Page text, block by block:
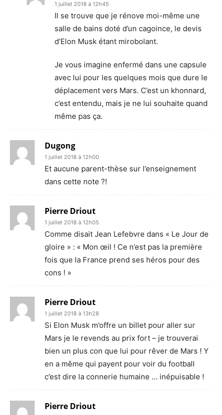
1 juillet 2018 à 12h45
Il se trouve que je rénove moi-même une
salle de bains doté d’un cagoince, le devis
d’Elon Musk étant mirobolant.
Je vous imagine enfermé dans une capsule
avec lui pour les quelques mois que dure le
déplacement vers Mars. C’est un khonnard,
c’est entendu, mais je ne lui souhaite quand
même pas ça.
Dugong
1 juillet 2018 à 12h00
Et aucune parent-thèse sur l’enseignement
dans cette note ?!
Pierre Driout
1 juillet 2018 à 12h05
Comme disait Jean Lefebvre dans « Le Jour de
gloire » : « Mon œil ! Ce n’est pas la première
fois que la France prend ses héros pour des
cons ! »
Pierre Driout
1 juillet 2018 à 13h28
Si Elon Musk m’offre un billet pour aller sur
Mars je le revends au prix fort – je trouverai
bien un plus con que lui pour rêver de Mars ! Y
en a même qui payent pour voir du football
c’est dire la connerie humaine … inépuisable !
Pierre Driout